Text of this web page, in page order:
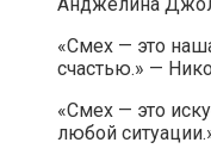
«Смех — это
счастью.» —
«Смех — это
любой